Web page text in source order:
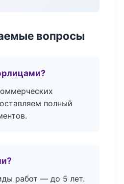
вопросы
полный
работ — до 5 лет.